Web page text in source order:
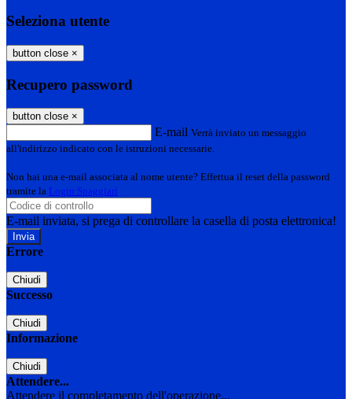
Seleziona utente
button close ×
Recupero password
button close ×
E-mail Verrà inviato un messaggio
all'indirizzo indicato con le istruzioni necessarie.
Non hai una e-mail associata al nome utente? Effettua il reset della password
tramite la Login Spaggiari
E-mail inviata, si prega di controllare la casella di posta elettronica!
Errore
Chiudi
Successo
Chiudi
Informazione
Chiudi
Attendere...
Attendere il completamento dell'operazione...